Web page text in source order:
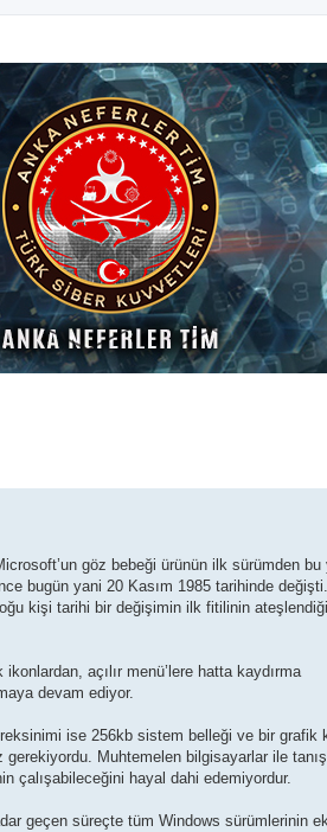
göz bebeği ürünün ilk sürümden bu
bugün yani 20 Kasım 1985 tarihinde değişti.
kişi tarihi bir değişimin ilk fitilinin
açılır menü’lere hatta kaydırma
devam ediyor.
ise 256kb sistem belleği ve bir grafik
Muhtemelen bilgisayarlar ile
çalışabileceğini hayal dahi edemiyordur.
geçen süreçte tüm Windows sürümlerinin